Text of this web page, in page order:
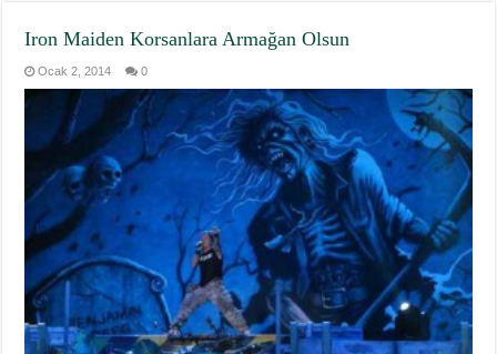
Iron Maiden Korsanlara Armağan Olsun
Ocak 2, 2014 0